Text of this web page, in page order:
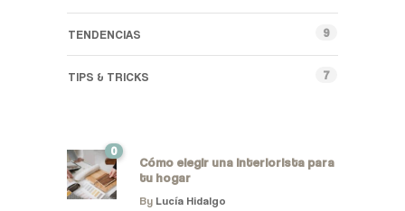
TENDENCIAS 9
TIPS & TRICKS 7
0
Cómo elegir una interiorista para
tu hogar
By Lucía Hidalgo